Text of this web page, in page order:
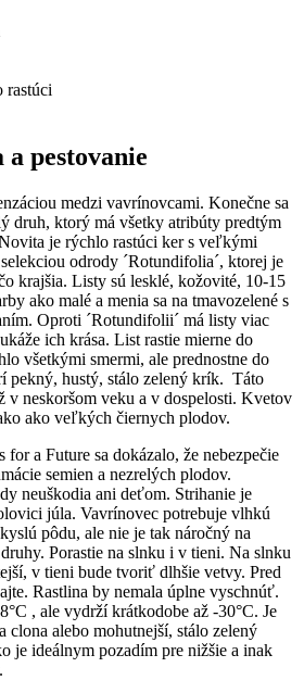
rastúci
pestovanie
medzi vavrínovcami. Konečne sa
druh, ktorý má všetky atribúty predtým
je rýchlo rastúci ker s veľkými
odrody ´Rotundifolia´, ktorej je
krajšia. Listy sú lesklé, kožovité, 10-15
ako malé a menia sa na tmavozelené s
Oproti ´Rotundifolii´ má listy viac
ich krása. List rastie mierne do
všetkými smermi, ale prednostne do
pekný, hustý, stálo zelený krík. Táto
v neskoršom veku a v dospelosti. Kvetov
ako veľkých čiernych plodov.
for a Future sa dokázalo, že nebezpečie
semien a nezrelých plodov.
neuškodia ani deťom. Strihanie je
júla. Vavrínovec potrebuje vlhkú
pôdu, ale nie je tak náročný na
Porastie na slnku i v tieni. Na slnku
v tieni bude tvoriť dlhšie vetvy. Pred
Rastlina by nemala úplne vyschnúť.
, ale vydrží krátkodobe až -30°C. Je
clona alebo mohutnejší, stálo zelený
je ideálnym pozadím pre nižšie a inak